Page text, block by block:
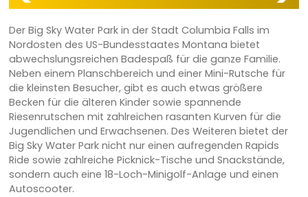
Der Big Sky Water Park in der Stadt Columbia Falls im
Nordosten des US-Bundesstaates Montana bietet
abwechslungsreichen Badespaß für die ganze Familie.
Neben einem Planschbereich und einer Mini-Rutsche für
die kleinsten Besucher, gibt es auch etwas größere
Becken für die älteren Kinder sowie spannende
Riesenrutschen mit zahlreichen rasanten Kurven für die
Jugendlichen und Erwachsenen. Des Weiteren bietet der
Big Sky Water Park nicht nur einen aufregenden Rapids
Ride sowie zahlreiche Picknick-Tische und Snackstände,
sondern auch eine 18-Loch-Minigolf-Anlage und einen
Autoscooter.